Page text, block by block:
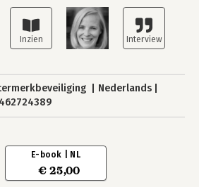
Nederlands
E-book | NL
€ 25,00